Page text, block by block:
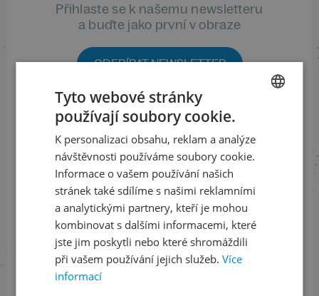
Přihlaste se k našemu newsletteru
a buďte jako první v obraze
ODEBÍRAT NEWSLETTER
Sledujte nás na sociálních sítích
LinkedInflickr
Informace o stavu objednávek
+420 461 049 232
ENGLISH
Tyto webové stránky
používají soubory cookie.
K personalizaci obsahu, reklam a analýze
návštěvnosti používáme soubory cookie.
Informace o vašem používání našich
stránek také sdílíme s našimi reklamními
a analytickými partnery, kteří je mohou
kombinovat s dalšími informacemi, které
jste jim poskytli nebo které shromáždili
při vašem používání jejich služeb. Více
informací